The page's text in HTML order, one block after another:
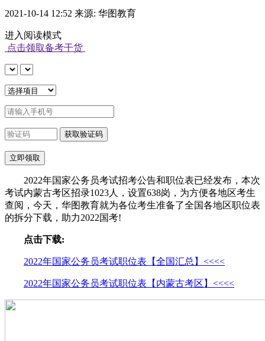
2021-10-14 12:52 来源: 华图教育
进入阅读模式
点击领取备考干货
2022年国家公务员考试招考公告和职位表已经发布，本次
考试内蒙古考区招录1023人，设置638岗，为方便各地区考生
查阅，今天，华图教育就为各位考生准备了全国各地区职位表
的拆分下载，助力2022国考!
点击下载:
2022年国家公务员考试职位表【全国汇总】<<<<
2022年国家公务员考试职位表【内蒙古考区】<<<<